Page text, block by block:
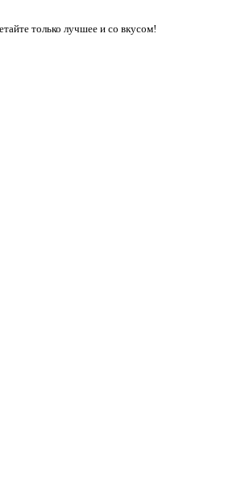
только лучшее и со вкусом!